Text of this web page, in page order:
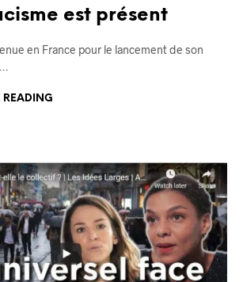
est présent
en France pour le lancement de son
READING